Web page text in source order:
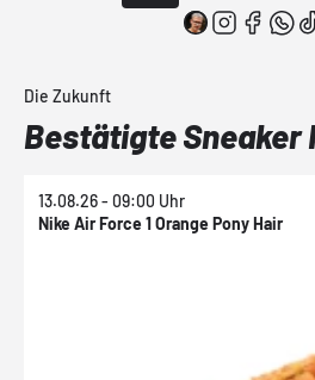
Die Zukunft
Bestätigte Sneaker
13.08.26 - 09:00 Uhr
Nike Air Force 1 Orange Pony Hair